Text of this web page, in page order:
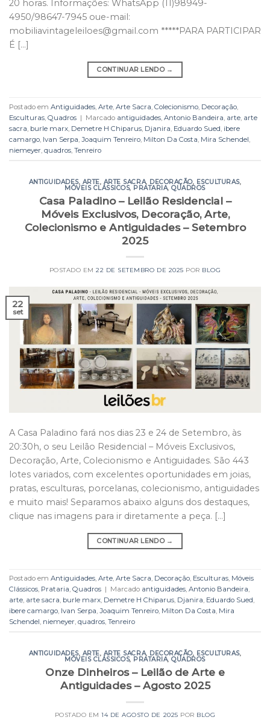
20 horas. Informações: WhatsApp (11)98949-
4950/98647-7945 oue-mail:
mobiliavintageleiloes@gmail.com *****PARA PARTICIPAR
É […]
CONTINUAR LENDO →
Postado em Antiguidades, Arte, Arte Sacra, Colecionismo, Decoração,
Esculturas, Quadros | Marcado antiguidades, Antonio Bandeira, arte, arte
sacra, burle marx, Demetre H Chiparus, Djanira, Eduardo Sued, ibere
camargo, Ivan Serpa, Joaquim Tenreiro, Milton Da Costa, Mira Schendel,
niemeyer, quadros, Tenreiro
ANTIGUIDADES, ARTE, ARTE SACRA, DECORAÇÃO, ESCULTURAS,
MÓVEIS CLÁSSICOS, PRATARIA,QUADROS
Casa Paladino – Leilão Residencial –
Móveis Exclusivos, Decoração, Arte,
Colecionismo e Antiguidades – Setembro
2025
POSTADO EM22 DE SETEMBRO DE 2025 POR BLOG
22
set
A Casa Paladino fará nos dias 23 e 24 de Setembro, às
20:30h, o seu Leilão Residencial – Móveis Exclusivos,
Decoração, Arte, Colecionismo e Antiguidades. São 443
lotes variados, com excelentes oportunidades em joias,
pratas, esculturas, porcelanas, colecionismo, antiguidades
e muito mais! Separamos abaixo alguns dos destaques,
clique nas imagens para ir diretamente a peça. […]
CONTINUAR LENDO →
Postado em Antiguidades, Arte, Arte Sacra, Decoração, Esculturas, Móveis
Clássicos, Prataria, Quadros | Marcado antiguidades, Antonio Bandeira,
arte, arte sacra, burle marx, Demetre H Chiparus, Djanira, Eduardo Sued,
ibere camargo, Ivan Serpa, Joaquim Tenreiro, Milton Da Costa, Mira
Schendel, niemeyer, quadros, Tenreiro
ANTIGUIDADES, ARTE, ARTE SACRA, DECORAÇÃO, ESCULTURAS,
MÓVEIS CLÁSSICOS, PRATARIA,QUADROS
Onze Dinheiros – Leilão de Arte e
Antiguidades – Agosto 2025
POSTADO EM14 DE AGOSTO DE 2025 POR BLOG